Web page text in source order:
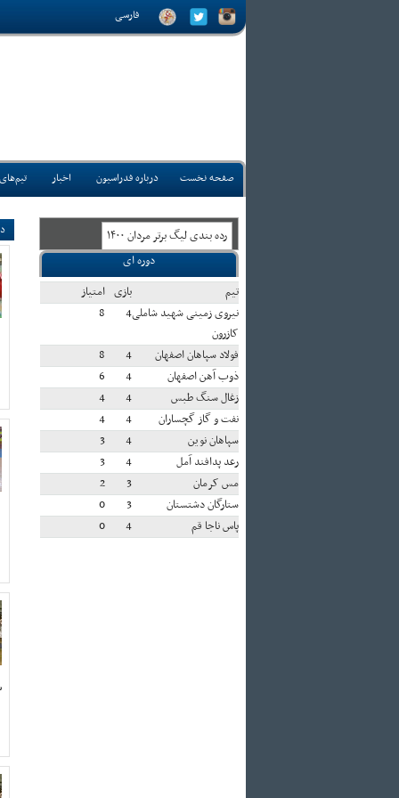
فارسی
صفحه نخست درباره فدراسیون اخبار
رده بندی ليگ برتر مردان ۱۴۰۰
دوره ای
تيم
بازی امتياز
نیروی زمینی شهید شاملی
کازرون
4
8
فولاد سپاهان اصفهان 4
8
ذوب آهن اصفهان
4
6
زغال سنگ طبس
4
4
نفت و گاز گچساران
4
4
سپاهان نوین
4
3
رعد پدافند آمل
4
3
مس کرمان
3
2
ستارگان دشتستان
3
0
پاس ناجا قم
4
0